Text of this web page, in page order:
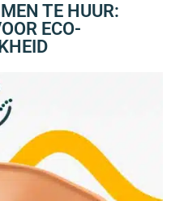
TE HUUR:
ECO-